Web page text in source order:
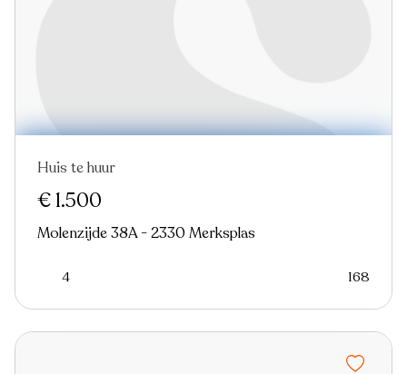
In optie
Huis te huur
€ 1.500
Molenzijde 38A - 2330 Merksplas
4 168